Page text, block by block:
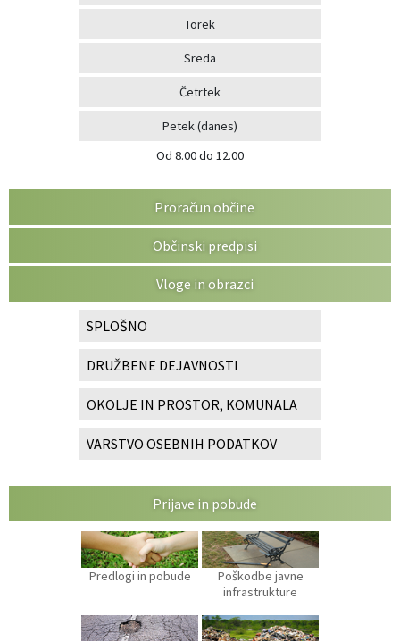
Torek
Sreda
Četrtek
Petek(danes)
Od 8.00 do 12.00
Proračun občine
Občinski predpisi
Vloge in obrazci
SPLOŠNO
DRUŽBENE DEJAVNOSTI
OKOLJE IN PROSTOR, KOMUNALA
VARSTVO OSEBNIH PODATKOV
Prijave in pobude
Predlogi in pobude
Poškodbe javne
infrastrukture